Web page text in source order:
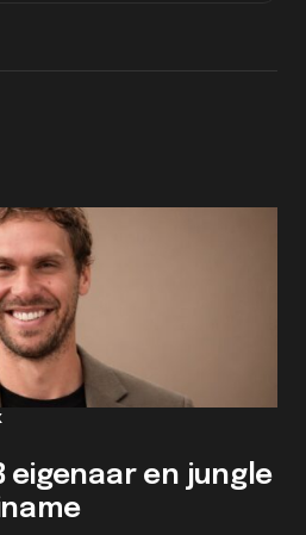
eigenaar en jungle